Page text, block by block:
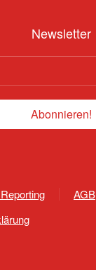
Newsletter
AGB